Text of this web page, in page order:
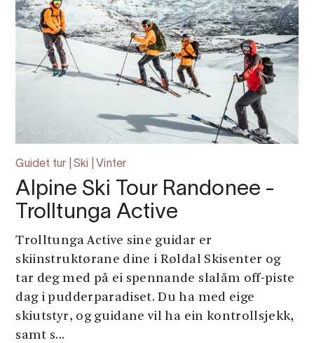
Guidet tur | Ski | Vinter
Alpine Ski Tour Randonee -
Trolltunga Active
Trolltunga Active sine guidar er
skiinstruktørane dine i Røldal Skisenter og
tar deg med på ei spennande slalåm off-piste
dag i pudderparadiset. Du ha med eige
skiutstyr, og guidane vil ha ein kontrollsjekk,
samt s...